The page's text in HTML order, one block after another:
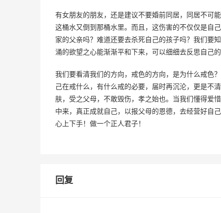
有女朋友的朋友，还是建议不要婚前同居，同居不可
这桶水又倒到那桶水里。而且，这伤害的不仅仅是自
家的父亲吗？难道还要去杀死自己的孩子吗？我们要
涌的欲望之心能渐渐平和下来，可以细细去反思自己
我们要看清我们的方向，戒色的方向，是为什么戒色
己在戒什么，有什么戒的必要，届时再沉沦，更是不
肤，受之父母，不敢毁伤，孝之始也。当我们懂得爱
中来，真正成就自己，以报父母的恩德，去经营好自
心上下手！做一个正人君子！
回复